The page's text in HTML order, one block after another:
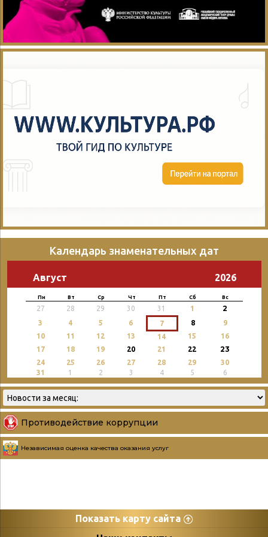
прошли все участники
батла. Два ведущих
держали нас в тонусе и не
увидели? Если первый...
Календарь знаменательных дат
Август 2026
Пн Вт Ср Чт Пт Сб Вс
27 28 29 30 31 1 2
3 4 5 6 7 8
9
10
11 12 13 14 15
16
17
18 19 20 21 22 23
24 25 26 27 28 29
30
31
1 2 3 4 5 6
Противодействие коррупции
Независимая оценка качества оказания услуг
Показать карту сайта